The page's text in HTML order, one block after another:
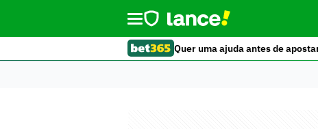
Quer uma ajuda antes de